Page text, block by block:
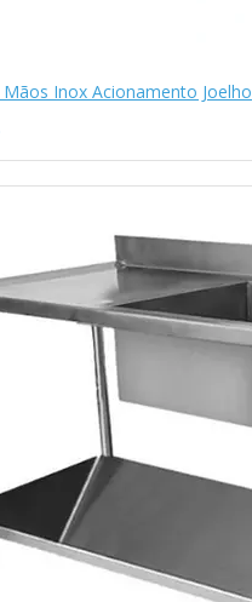
Inox Acionamento Joelho